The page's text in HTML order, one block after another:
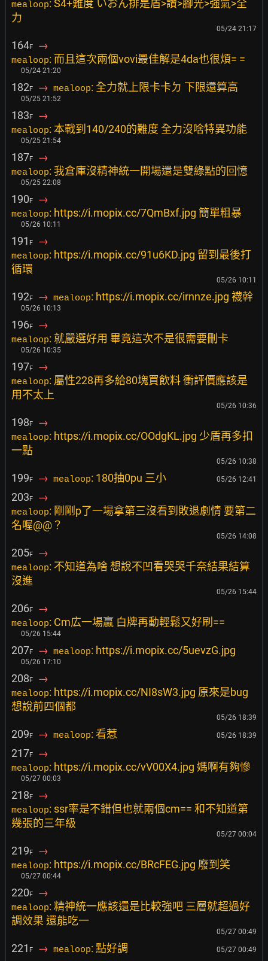
mealoop: S4+難度 いおん排是盾>讚>腳光>強氣>全
力
05/24 21:17
164F →
mealoop: 而且這次兩個vovi最佳解是4da也很煩= =
05/24 21:20
182F → mealoop: 全力就上限卡卡ㄉ 下限還算高
05/25 21:52
183F →
mealoop: 本戰到140/240的難度 全力沒啥特異功能
05/25 21:54
187F →
mealoop: 我倉庫沒精神統一開場還是雙綠點的回憶
05/25 22:08
190F →
mealoop: https://i.mopix.cc/7QmBxf.jpg 簡單粗暴
05/26 10:11
191 F →
mealoop: https://i.mopix.cc/91u6KD.jpg 留到最後打
循環
05/26 10:11
192F → mealoop: https://i.mopix.cc/irnnze.jpg 襪幹
05/26 10:13
196F →
mealoop: 就嚴選好用 畢竟這次不是很需要刪卡
05/26 10:35
197F →
mealoop: 屬性228再多給80塊買飲料 衝評價應該是
用不太上
05/26 10:36
198F →
mealoop: https://i.mopix.cc/OOdgKL.jpg 少盾再多扣
一點
05/26 10:38
199F → mealoop: 180抽0pu 三小 05/26 12:41
203F →
mealoop: 剛剛p了一場拿第三沒看到敗退劇情 要第二
名喔@@？
05/26 14:08
205F →
mealoop: 不知道為啥 想說不凹看哭哭千奈結果結算
沒進
05/26 15:44
206F →
mealoop: Cm広一場贏 白牌再動輕鬆又好刷==
05/26 15:44
207F → mealoop: https://i.mopix.cc/5uevzG.jpg
05/26 17:10
208F →
mealoop: https://i.mopix.cc/NI8sW3.jpg 原來是bug
想說前四個都
05/26 18:39
209F → mealoop: 看惹 05/26 18:39
217F →
mealoop: https://i.mopix.cc/vV00X4.jpg 媽啊有夠慘
05/27 00:03
218F →
mealoop: ssr率是不錯但也就兩個cm== 和不知道第
幾張的三年級
05/27 00:04
219F →
mealoop: https://i.mopix.cc/BRcFEG.jpg 廢到笑
05/27 00:44
220F →
mealoop: 精神統一應該還是比較強吧 三層就超過好
調效果 還能吃一
05/27 00:49
221 F → mealoop: 點好調 05/27 00:49